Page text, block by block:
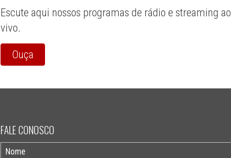
Escute aqui nossos programas de rádio e streaming ao
vivo.
Ouça
FALE CONOSCO